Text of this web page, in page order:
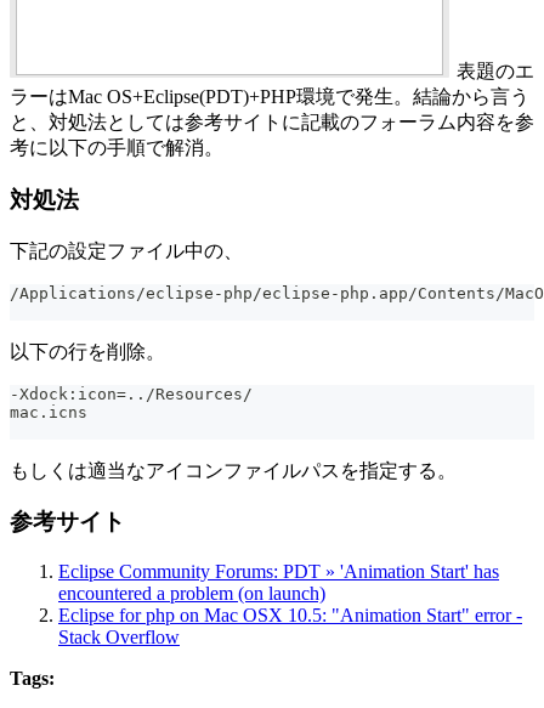
表題のエ
ラーはMac OS+Eclipse(PDT)+PHP環境で発生。結論から言う
と、対処法としては参考サイトに記載のフォーラム内容を参
考に以下の手順で解消。
対処法
下記の設定ファイル中の、
/Applications/eclipse-php/eclipse-php.app/Contents/
以下の行を削除。
-Xdock:icon=../Resources/
mac.icns
もしくは適当なアイコンファイルパスを指定する。
参考サイト
Eclipse Community Forums: PDT » 'Animation Start' has
encountered a problem (on launch)
Eclipse for php on Mac OSX 10.5: "Animation Start" error -
Stack Overflow
Tags: